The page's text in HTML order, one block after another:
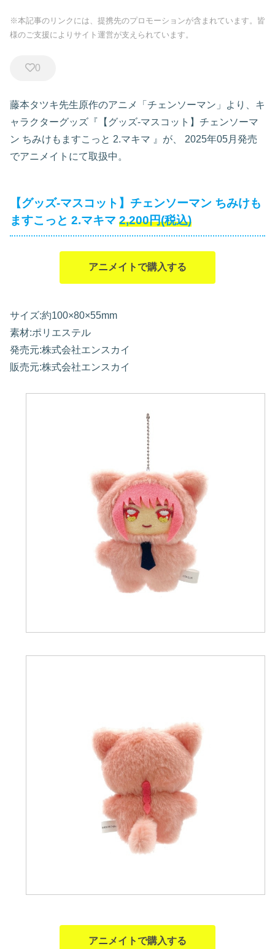
※本記事のリンクには、提携先のプロモーションが含まれています。皆
様のご支援によりサイト運営が支えられています。
0
藤本タツキ先生原作のアニメ「チェンソーマン」より、キ
ャラクターグッズ『【グッズ-マスコット】チェンソーマ
ン ちみけもますこっと 2.マキマ 』が、
2025年05月発売
でアニメイトにて取扱中。
【グッズ-マスコット】チェンソーマン ちみけも
ますこっと 2.マキマ 2,200円(税込)
アニメイトで購入する
サイズ:約100×80×55mm
素材:ポリエステル
発売元:株式会社エンスカイ
販売元:株式会社エンスカイ
アニメイトで購入する